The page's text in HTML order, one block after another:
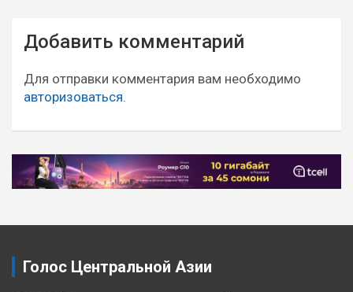
Навигация
по
записям
Добавить комментарий
Для отправки комментария вам необходимо
авторизоваться.
Голос Центральной Азии